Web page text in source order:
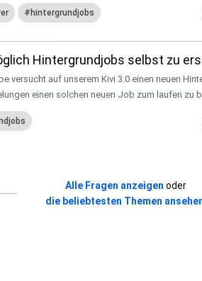
hintergrundjobs
Hintergrundjobs selbst zu
versucht auf unserem Kivi 3.0 einen neuen
einen solchen neuen Job zum laufen zu
Alle Fragen anzeigen oder
die beliebtesten Themen